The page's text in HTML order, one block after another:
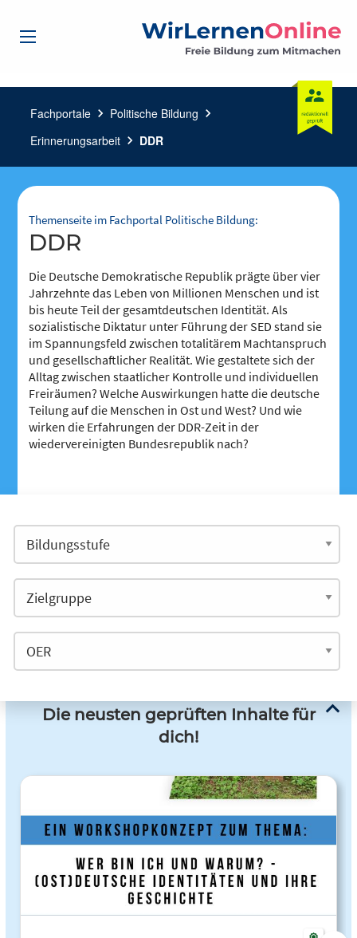
Fachportale chevron_right Politische Bildung chevron_right
Erinnerungsarbeit chevron_right DDR
Themenseite im Fachportal Politische Bildung:
DDR
Die Deutsche Demokratische Republik prägte über vier
Jahrzehnte das Leben von Millionen Menschen und ist
bis heute Teil der gesamtdeutschen Identität. Als
sozialistische Diktatur unter Führung der SED stand sie
im Spannungsfeld zwischen totalitärem Machtanspruch
und gesellschaftlicher Realität. Wie gestaltete sich der
Alltag zwischen staatlicher Kontrolle und individuellen
Freiräumen? Welche Auswirkungen hatte die deutsche
Teilung auf die Menschen in Ost und West? Und wie
wirken die Erfahrungen der DDR-Zeit in der
wiedervereinigten Bundesrepublik nach?
Die neusten geprüften Inhalte für
dich!